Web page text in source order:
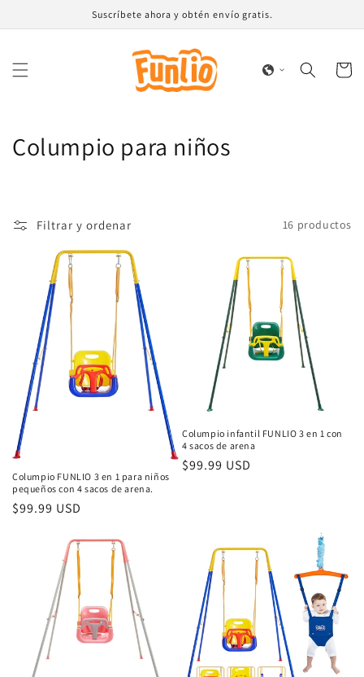
al contenido
Suscríbete ahora y obtén envío gratis.
Carrito
C
e
n
Columpio para niños
Filtrar y ordenar 16 productos
Columpio FUNLIO 3 en 1 para niños
pequeños con 4 sacos de arena.
Precio
$99.99 USD
Columpio infantil FUNLIO 3 en 1 con
4 sacos de arena
Precio
$99.99 USD